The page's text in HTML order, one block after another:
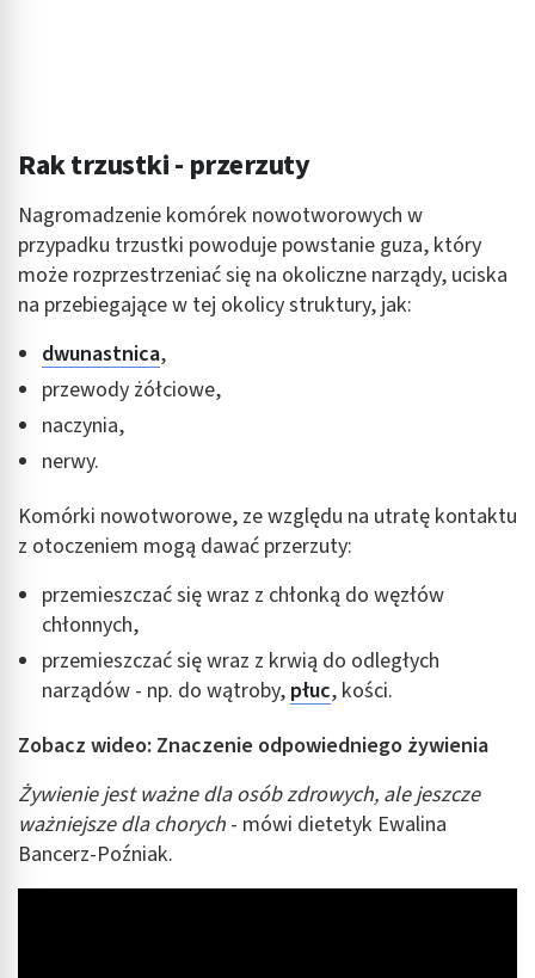
Rak trzustki - przerzuty
Nagromadzenie komórek nowotworowych w
przypadku trzustki powoduje powstanie guza, który
może rozprzestrzeniać się na okoliczne narządy, uciska
na przebiegające w tej okolicy struktury, jak:
dwunastnica,
przewody żółciowe,
naczynia,
nerwy.
Komórki nowotworowe, ze względu na utratę kontaktu
z otoczeniem mogą dawać przerzuty:
przemieszczać się wraz z chłonką do węzłów
chłonnych,
przemieszczać się wraz z krwią do odległych
narządów - np. do wątroby, płuc, kości.
Zobacz wideo: Znaczenie odpowiedniego żywienia
Żywienie jest ważne dla osób zdrowych, ale jeszcze
ważniejsze dla chorych - mówi dietetyk Ewalina
Bancerz-Poźniak.
Rozwój i ulepszanie usług
Wykorzystywanie ograniczonych danych do
wyboru treści
Funkcje specjalne IAB:
Użycie dokładnych danych geolokalizacyjnych
Identyfikowanie urządzeń na podstawie
aktywnie żądanych informacji
Niezbędne
Reklama / śledzenie